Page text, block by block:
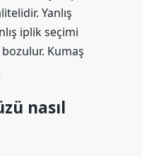
Yanlış
iplik seçimi
Kumaş
nasıl